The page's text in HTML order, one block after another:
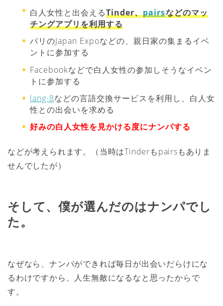
白人女性と出会えるTinder、pairsなどのマッ
チングアプリを利用する
パリのJapan Expoなどの、親日家の集まるイベ
ントに参加する
Facebookなどで白人女性の参加しそうなイベン
トに参加する
lang-8などの言語交換サービスを利用し、白人女
性との出会いを求める
好みの白人女性を見かける度にナンパする
などが考えられます。（当時はTinderもpairsもありま
せんでしたが）
そして、僕が選んだのはナンパでし
た。
なぜなら、ナンパができれば毎日が出会いだらけにな
るわけですから、人生無敵になるなと思ったからで
す。